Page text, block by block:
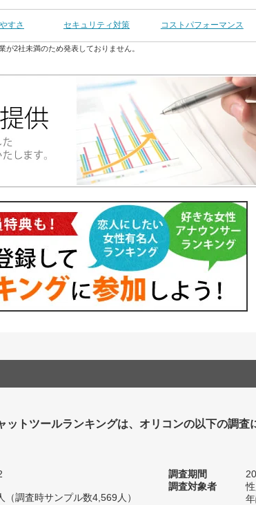
すさ セキュリティ対策 コストパフォーマンス
2社未満のため発表しておりません。
ットツールランキングは、オリコンの以下の調査
（調査時サンプル数4,569人）
調査期間
調査対象者